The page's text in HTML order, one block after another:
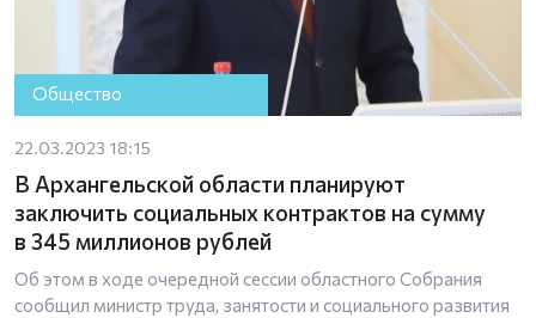
Общество
22.03.2023 18:15
В Архангельской области планируют
заключить социальных контрактов на сумму
в 345 миллионов рублей
Об этом в ходе очередной сессии областного Собрания
сообщил министр труда, занятости и социального развития